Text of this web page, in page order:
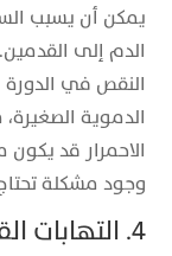
يمكن أن يسبب
الدم إلى
النقص في
الدموية
الاحمرار قد
وجود مشكلة
4. التهابات القدم السكرية